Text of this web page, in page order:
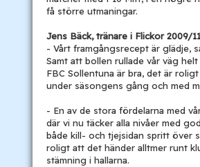
få större utmaningar.
Jens Bäck, tränare i Flickor 2009/
- Vårt framgångsrecept är glädje,
Samt att bollen rullade vår väg
FBC Sollentuna är bra, det är
under säsongens gång och med
- En av de stora fördelarna med
där vi nu täcker alla nivåer med
både kill- och tjejsidan spritt över
roligt att det händer alltmer runt
stämning i hallarna.